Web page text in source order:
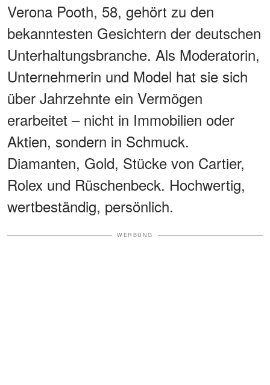
Verona Pooth, 58, gehört zu den
bekanntesten Gesichtern der deutschen
Unterhaltungsbranche. Als Moderatorin,
Unternehmerin und Model hat sie sich
über Jahrzehnte ein Vermögen
erarbeitet – nicht in Immobilien oder
Aktien, sondern in Schmuck.
Diamanten, Gold, Stücke von Cartier,
Rolex und Rüschenbeck. Hochwertig,
wertbeständig, persönlich.
WERBUNG